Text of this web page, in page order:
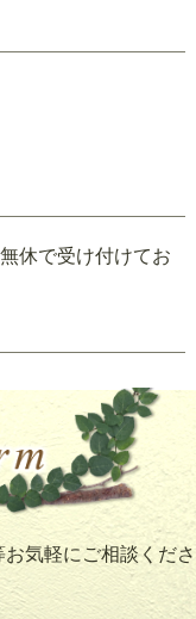
休で受け付けてお
気軽にご相談くださ